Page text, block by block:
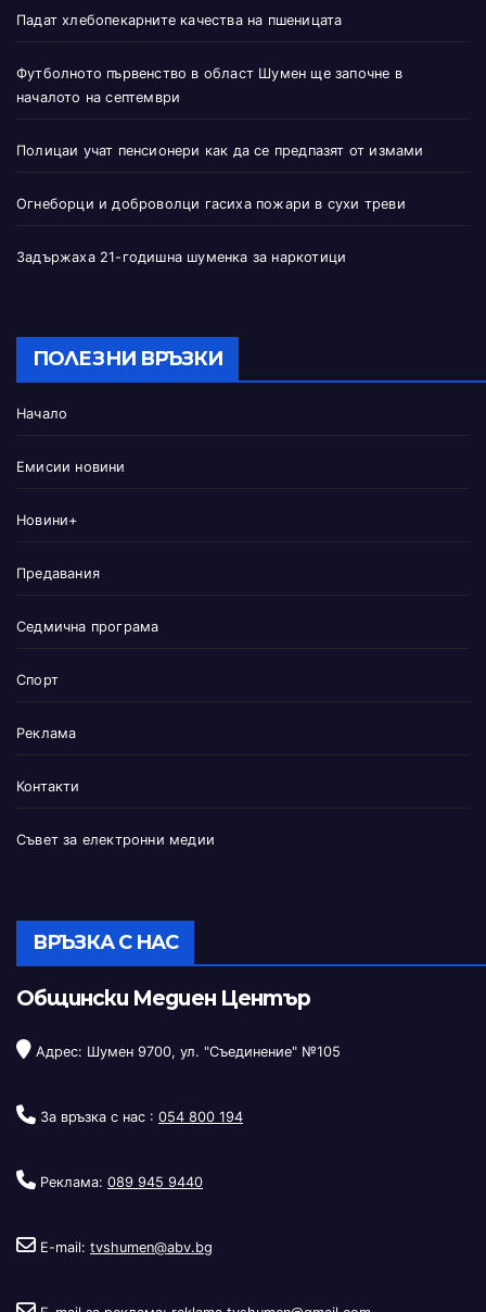
Падат хлебопекарните качества на пшеницата
Футболното първенство в област Шумен ще започне в
началото на септември
Полицаи учат пенсионери как да се предпазят от измами
Огнеборци и доброволци гасиха пожари в сухи треви
Задържаха 21-годишна шуменка за наркотици
ПОЛЕЗНИ ВРЪЗКИ
Начало
Емисии новини
Новини+
Предавания
Седмична програма
Спорт
Реклама
Контакти
Съвет за електронни медии
ВРЪЗКА С НАС
Общински Медиен Център
Адрес: Шумен 9700, ул. "Съединение" №105
За връзка с нас : 054 800 194
Реклама: 089 945 9440
E-mail: tvshumen@abv.bg